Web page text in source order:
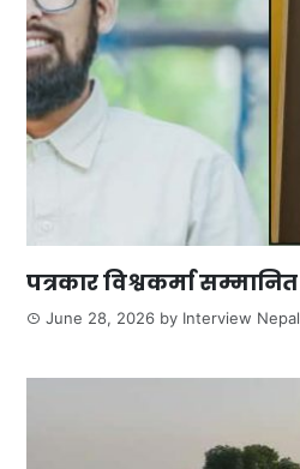
पत्रकार विश्वकर्मा सम्मानित
June 28, 2026 by Interview Nepal